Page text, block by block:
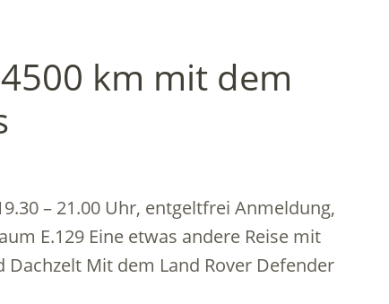
km mit dem
– 21.00 Uhr, entgeltfrei Anmeldung,
E.129 Eine etwas andere Reise mit
Mit dem Land Rover Defender